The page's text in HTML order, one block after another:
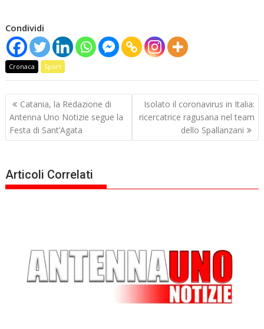
Condividi
Cronaca Sport
Navigazione
articoli
Catania, la Redazione di
Antenna Uno Notizie segue la
Festa di Sant’Agata
Isolato il coronavirus in Italia:
ricercatrice ragusana nel team
dello Spallanzani
Articoli Correlati